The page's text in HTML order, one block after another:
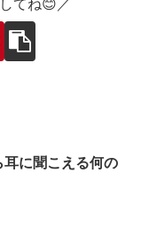
てね😊／
に聞こえる何の